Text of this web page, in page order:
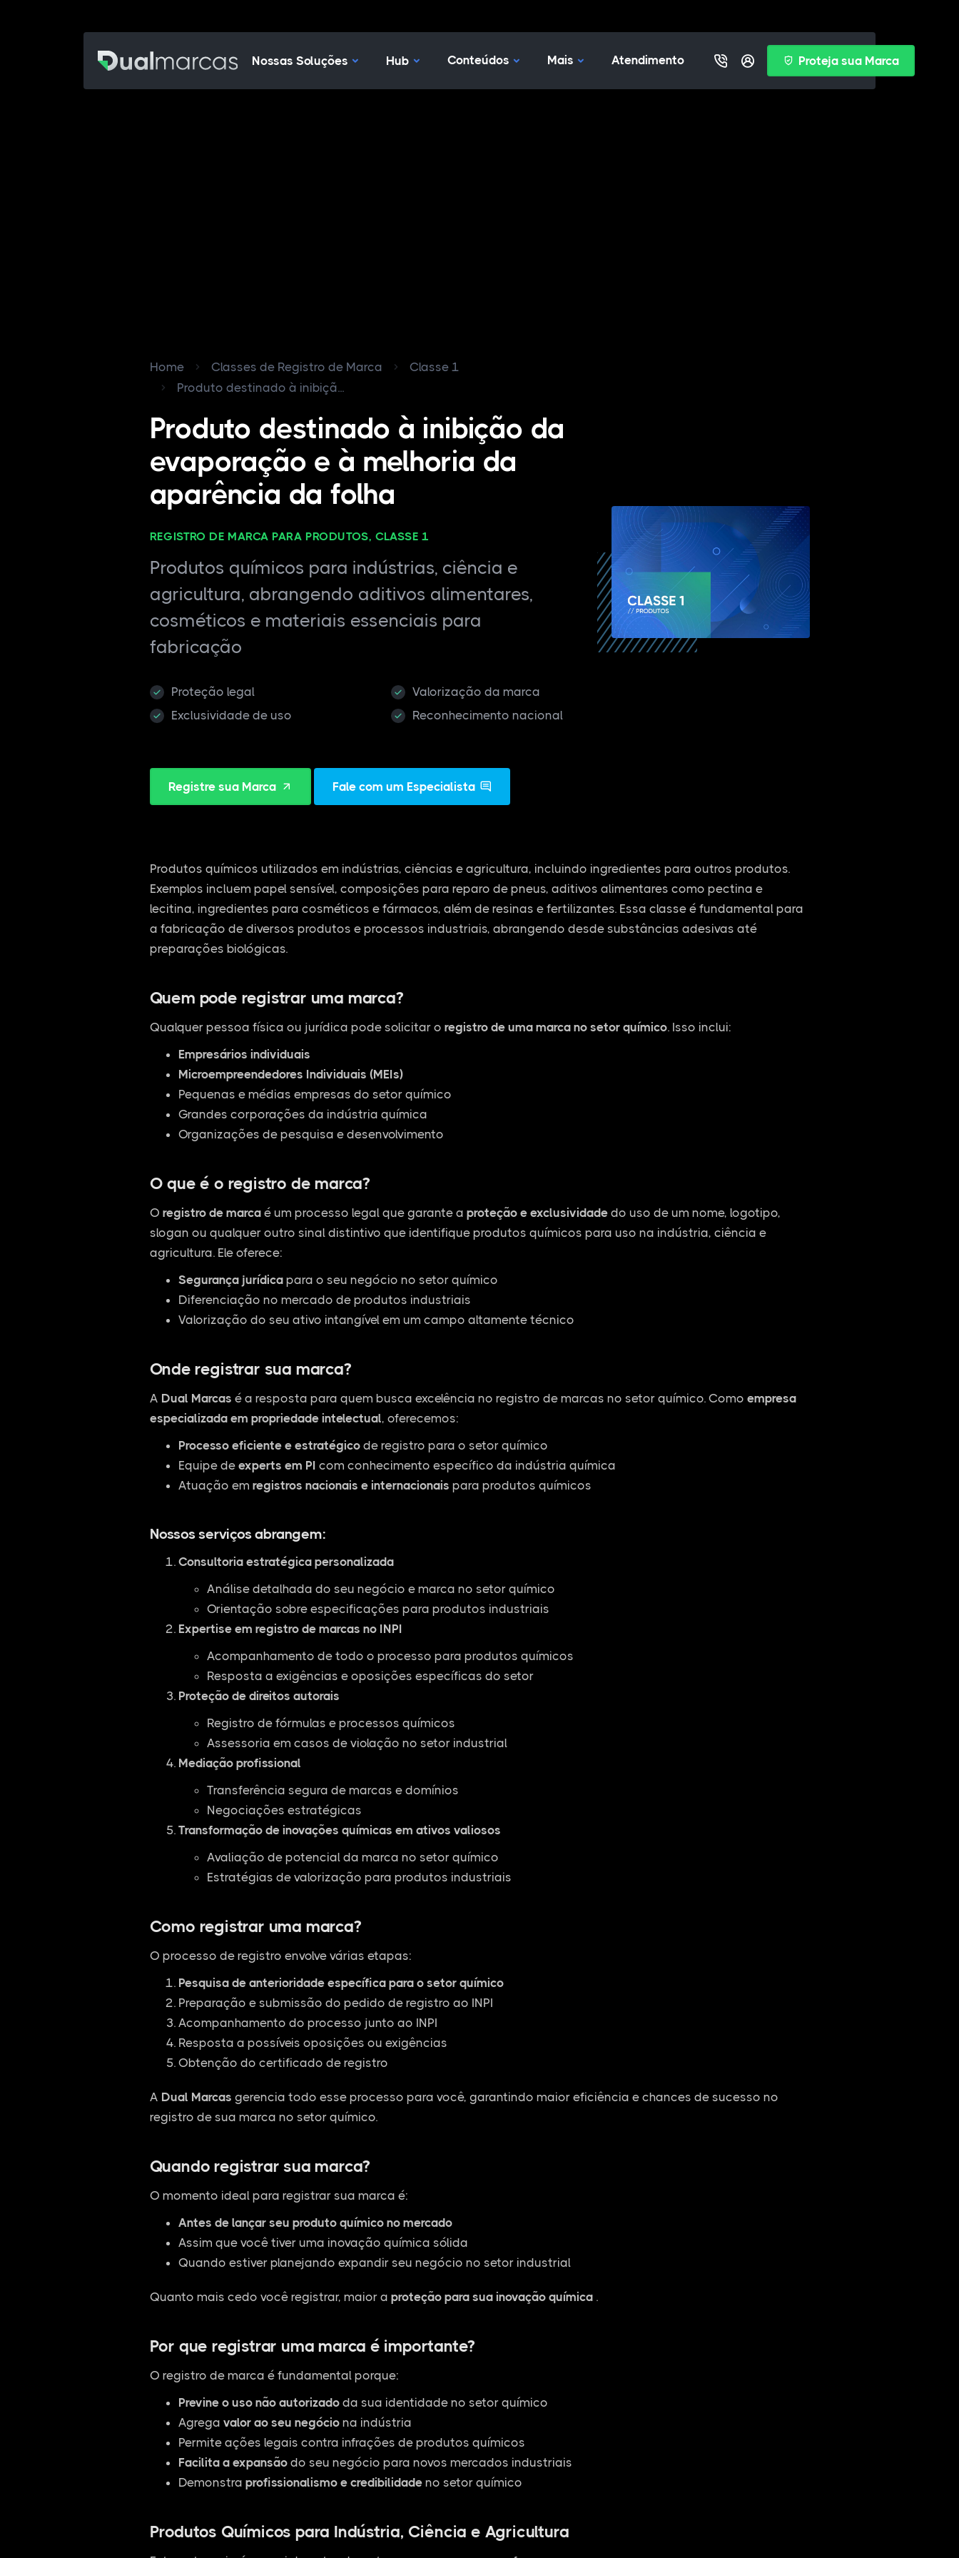
Nossas SoluçõesNossas Soluções
HubHub Conteúdos Mais Atendimento Proteja sua Marca
Home Classes de Registro de Marca
Classe 1
Produto destinado à inibiçã...
Produto destinado à inibição da
evaporação e à melhoria da
aparência da folha
REGISTRO DE MARCA PARA PRODUTOS, CLASSE 1
Produtos químicos para indústrias, ciência e
agricultura, abrangendo aditivos alimentares,
cosméticos e materiais essenciais para
fabricação
Proteção legal
Exclusividade de uso
Valorização da marca
Reconhecimento nacional
Registre sua Marca Fale com um Especialista
Produtos químicos utilizados em indústrias, ciências e agricultura, incluindo ingredientes para outros produtos.
Exemplos incluem papel sensível, composições para reparo de pneus, aditivos alimentares como pectina e
lecitina, ingredientes para cosméticos e fármacos, além de resinas e fertilizantes. Essa classe é fundamental para
a fabricação de diversos produtos e processos industriais, abrangendo desde substâncias adesivas até
preparações biológicas.
Quem pode registrar uma marca?
Qualquer pessoa física ou jurídica pode solicitar o registro de uma marca no setor químico. Isso inclui:
Empresários individuais
Microempreendedores Individuais (MEIs)
Pequenas e médias empresas do setor químico
Grandes corporações da indústria química
Organizações de pesquisa e desenvolvimento
O que é o registro de marca?
O registro de marcaé um processo legal que garante a proteção e exclusividadedo uso de um nome, logotipo,
slogan ou qualquer outro sinal distintivo que identifique produtos químicos para uso na indústria, ciência e
agricultura. Ele oferece:
Segurança jurídicapara o seu negócio no setor químico
Diferenciação no mercado de produtos industriais
Valorização do seu ativo intangível em um campo altamente técnico
Onde registrar sua marca?
A Dual Marcas é a resposta para quem busca excelência no registro de marcas no setor químico. Como empresa
especializada em propriedade intelectual, oferecemos:
Processo eficiente e estratégicode registro para o setor químico
Equipe de experts em PI com conhecimento específico da indústria química
Atuação em registros nacionais e internacionais para produtos químicos
Nossos serviços abrangem:
Consultoria estratégica personalizada
Análise detalhada do seu negócio e marca no setor químico
Orientação sobre especificações para produtos industriais
Expertise em registro de marcas no INPI
Acompanhamento de todo o processo para produtos químicos
Resposta a exigências e oposições específicas do setor
Proteção de direitos autorais
Registro de fórmulas e processos químicos
Assessoria em casos de violação no setor industrial
Mediação profissional
Transferência segura de marcas e domínios
Negociações estratégicas
Transformação de inovações químicas em ativos valiosos
Avaliação de potencial da marca no setor químico
Estratégias de valorização para produtos industriais
Como registrar uma marca?
O processo de registro envolve várias etapas:
Pesquisa de anterioridade específica para o setor químico
Preparação e submissão do pedido de registro ao INPI
Acompanhamento do processo junto ao INPI
Resposta a possíveis oposições ou exigências
Obtenção do certificado de registro
A Dual Marcas gerencia todo esse processo para você, garantindo maior eficiência e chances de sucesso no
registro de sua marca no setor químico.
Quando registrar sua marca?
O momento ideal para registrar sua marca é:
Antes de lançar seu produto químico no mercado
Assim que você tiver uma inovação química sólida
Quando estiver planejando expandir seu negócio no setor industrial
Quanto mais cedo você registrar, maior a proteção para sua inovação química.
Por que registrar uma marca é importante?
O registro de marca é fundamental porque:
Previne o uso não autorizadoda sua identidade no setor químico
Agrega valor ao seu negóciona indústria
Permite ações legais contra infrações de produtos químicos
Facilita a expansãodo seu negócio para novos mercados industriais
Demonstra profissionalismo e credibilidadeno setor químico
Produtos Químicos para Indústria, Ciência e Agricultura